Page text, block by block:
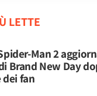
LETTE
Man 2
Brand New Day
fan